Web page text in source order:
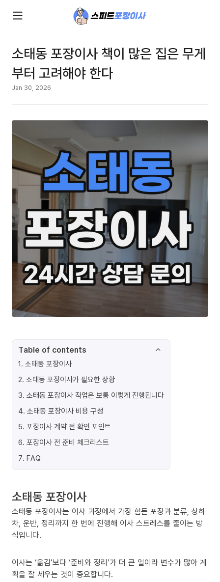
소태동 포장이사 책이 많은 집은 무게
부터 고려해야 한다
Jan 30, 2026
Table of contents
1. 소태동 포장이사
2. 소태동 포장이사가 필요한 상황
3. 소태동 포장이사 작업은 보통 이렇게 진행됩니다
4. 소태동 포장이사 비용 구성
5. 포장이사 계약 전 확인 포인트
6. 포장이사 전 준비 체크리스트
7. FAQ
소태동 포장이사
소태동 포장이사는 이사 과정에서 가장 힘든 포장과 분류, 상하
차, 운반, 정리까지 한 번에 진행해 이사 스트레스를 줄이는 방
식입니다.
이사는 ‘옮김’보다 ‘준비와 정리’가 더 큰 일이라 변수가 많아 계
획을 잘 세우는 것이 중요합니다.